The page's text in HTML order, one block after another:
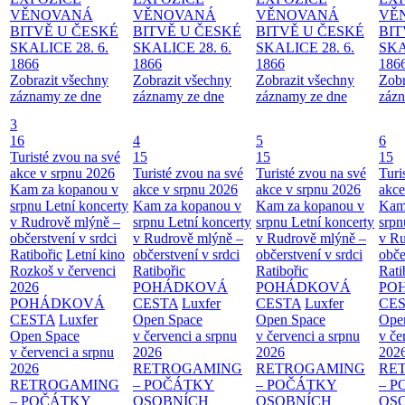
VĚNOVANÁ
BITVĚ U ČESKÉ
SKALICE 28. 6.
1866
Zobrazit všechny
záznamy ze dne
VĚNOVANÁ
BITVĚ U ČESKÉ
SKALICE 28. 6.
1866
Zobrazit všechny
záznamy ze dne
VĚNOVANÁ
BITVĚ U ČESKÉ
SKALICE 28. 6.
1866
Zobrazit všechny
záznamy ze dne
3
16
Turisté zvou na své
akce v srpnu 2026
Kam za kopanou v
srpnu Letní koncerty
v Rudrově mlýně –
občerstvení v srdci
Ratibořic Letní kino
Rozkoš v červenci
2026
POHÁDKOVÁ
CESTA Luxfer
Open Space
v červenci a srpnu
2026
RETROGAMING
– POČÁTKY
4
15
Turisté zvou na své
akce v srpnu 2026
Kam za kopanou v
srpnu Letní koncerty
v Rudrově mlýně –
občerstvení v srdci
Ratibořic
POHÁDKOVÁ
CESTA Luxfer
Open Space
v červenci a srpnu
2026
RETROGAMING
– POČÁTKY
OSOBNÍCH
5
15
Turisté zvou na své
akce v srpnu 2026
Kam za kopanou v
srpnu Letní koncerty
v Rudrově mlýně –
občerstvení v srdci
Ratibořic
POHÁDKOVÁ
CESTA Luxfer
Open Space
v červenci a srpnu
2026
RETROGAMING
– POČÁTKY
OSOBNÍCH
6
15
v
v
–